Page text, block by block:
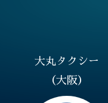
大丸タクシー
（大阪）